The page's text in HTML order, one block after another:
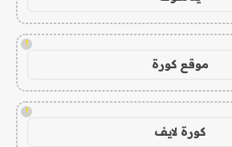
!
موقع كورة
!
كورة لايف